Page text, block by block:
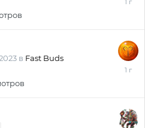
в Fast Buds
15